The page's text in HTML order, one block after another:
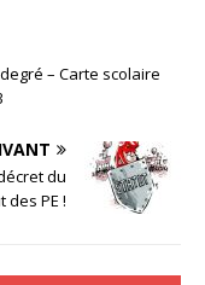
– Carte scolaire
du
des PE !